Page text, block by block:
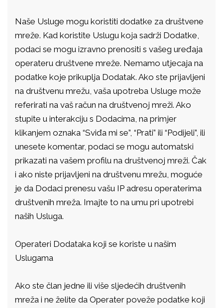
Naše Usluge mogu koristiti dodatke za društvene
mreže. Kad koristite Uslugu koja sadrži Dodatke,
podaci se mogu izravno prenositi s vašeg uređaja
operateru društvene mreže. Nemamo utjecaja na
podatke koje prikuplja Dodatak. Ako ste prijavljeni
na društvenu mrežu, vaša upotreba Usluge može
referirati na vaš račun na društvenoj mreži. Ako
stupite u interakciju s Dodacima, na primjer
klikanjem oznaka “Sviđa mi se”, “Prati” ili “Podijeli”, ili
unesete komentar, podaci se mogu automatski
prikazati na vašem profilu na društvenoj mreži. Čak
i ako niste prijavljeni na društvenu mrežu, moguće
je da Dodaci prenesu vašu IP adresu operaterima
društvenih mreža. Imajte to na umu pri upotrebi
naših Usluga.
Operateri Dodataka koji se koriste u našim
Uslugama
Ako ste član jedne ili više sljedećih društvenih
mreža i ne želite da Operater poveže podatke koji